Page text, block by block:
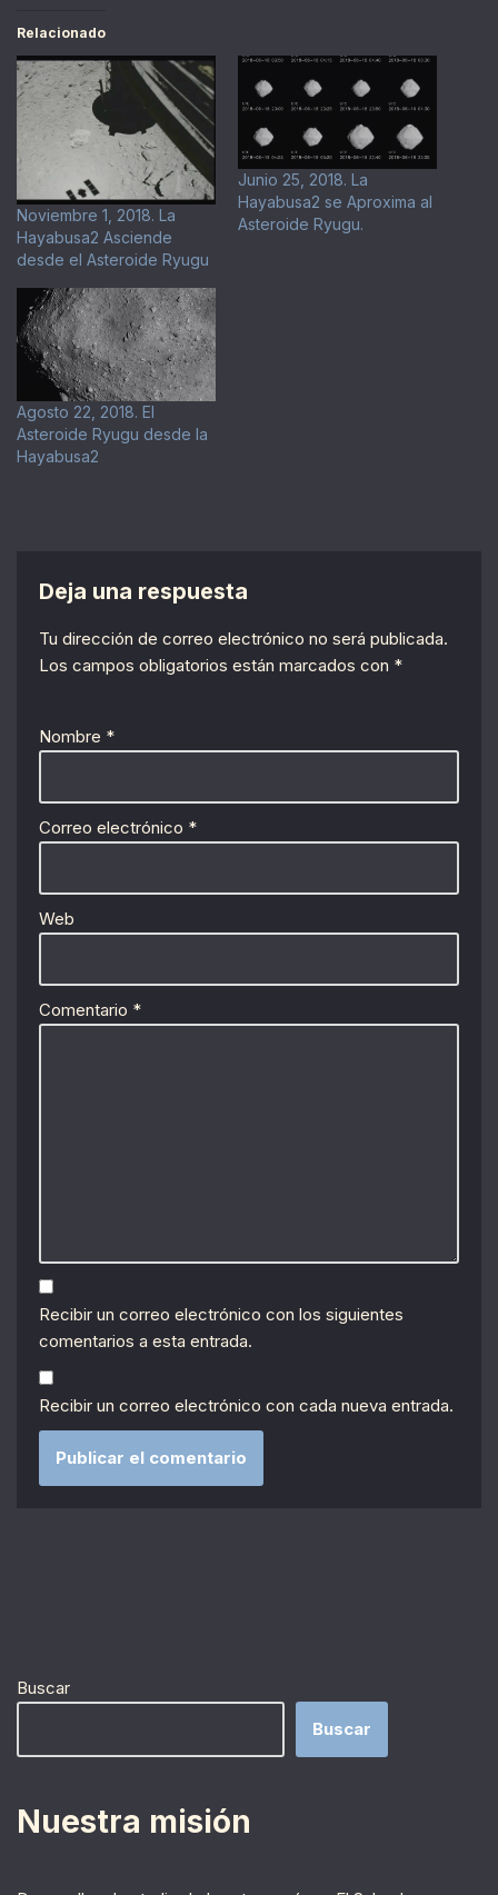
Relacionado
Noviembre 1, 2018. La
Hayabusa2 Asciende
desde el Asteroide Ryugu
Junio 25, 2018. La
Hayabusa2 se Aproxima al
Asteroide Ryugu.
Agosto 22, 2018. El
Asteroide Ryugu desde la
Hayabusa2
Deja una respuesta
Tu dirección de correo electrónico no será publicada.
Los campos obligatorios están marcados con *
Nombre *
Correo electrónico *
Web
Comentario *
Recibir un correo electrónico con los siguientes
comentarios a esta entrada.
Recibir un correo electrónico con cada nueva entrada.
Buscar
Buscar
Nuestra misión